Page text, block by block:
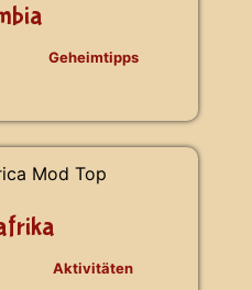
Geheimtipps
Aktivitäten